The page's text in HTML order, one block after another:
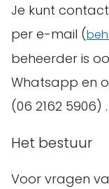
Je kunt
per e-mail (
beheerder is
Whatsapp en
(06 2162 5906) .
Het bestuur
Voor vragen